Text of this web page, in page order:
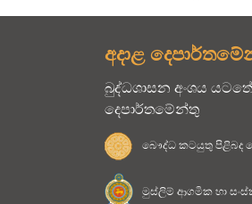
අදාළ
බුද්ධශාසන අංශය
දෙපාර්තමේන්තු
බෞද්ධ කටයුතු පිළිබද
මුස්ලිම් ආගමික හා